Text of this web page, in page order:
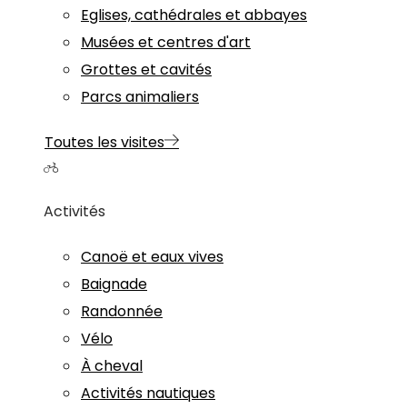
Eglises, cathédrales et abbayes
Musées et centres d'art
Grottes et cavités
Parcs animaliers
Toutes les visites
Activités
Canoë et eaux vives
Baignade
Randonnée
Vélo
À cheval
Activités nautiques